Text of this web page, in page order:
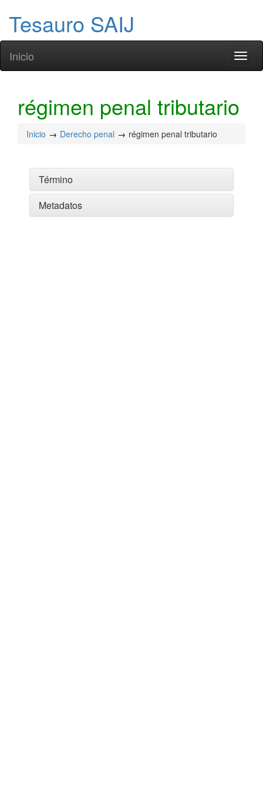
Tesauro SAIJ
Inicio
régimen penal tributario
Inicio Derecho penal régimen penal tributario
Término
Metadatos